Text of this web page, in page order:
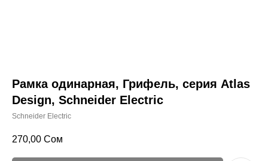
Рамка одинарная, Грифель, серия Atlas
Design, Schneider Electric
Schneider Electric
270,00 Сом